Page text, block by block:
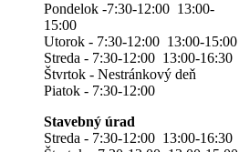
Pondelok -7:30-12:00 13:00-
15:00
Utorok - 7:30-12:00 13:00-15:00
Streda - 7:30-12:00 13:00-16:30
Štvrtok - Nestránkový deň
Piatok - 7:30-12:00
Stavebný úrad
Streda - 7:30-12:00 13:00-16:30